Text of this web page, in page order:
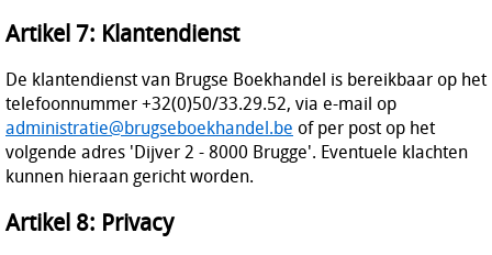
Artikel 7: Klantendienst
De klantendienst van Brugse Boekhandel is bereikbaar op het
telefoonnummer +32(0)50/33.29.52, via e-mail op
administratie@brugseboekhandel.be of per post op het
volgende adres 'Dijver 2 - 8000 Brugge'. Eventuele klachten
kunnen hieraan gericht worden.
Artikel 8: Privacy